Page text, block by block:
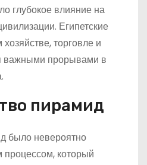
глубокое влияние на
Египетские
торговле и
важными прорывами в
пирамид
было невероятно
который